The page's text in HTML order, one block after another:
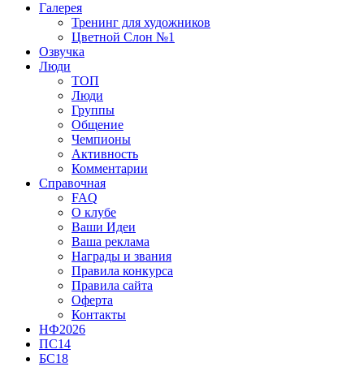
Галерея
Тренинг для художников
Цветной Слон №1
Озвучка
Люди
ТОП
Люди
Группы
Общение
Чемпионы
Активность
Комментарии
Справочная
FAQ
О клубе
Ваши Идеи
Ваша реклама
Награды и звания
Правила конкурса
Правила сайта
Оферта
Контакты
НФ2026
ПС14
БС18